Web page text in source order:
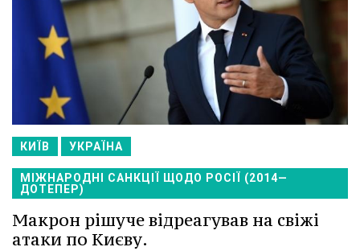
КИЇВ УКРАЇНА
МІЖНАРОДНІ САНКЦІЇ ЩОДО РОСІЇ (2014—
ДОТЕПЕР)
Макрон рішуче відреагував на свіжі
атаки по Києву.